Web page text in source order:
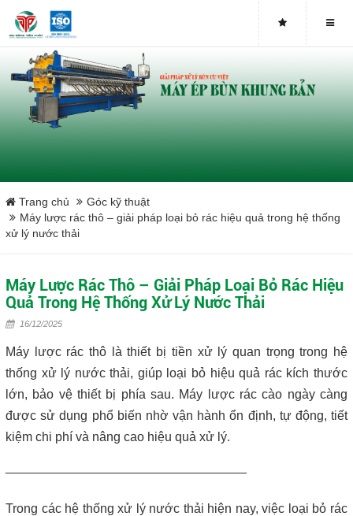
Buy genuine sludge press machines
Belt Press
Screw Press
Máy sấy bùn
Xưởng sản xuất máy ép bùn trục vít uy tín tại Việt Nam
Lược rác đầu nguồn
Máy lược rác thô – giải pháp loại bỏ rác hiệu quả trong hệ thống
xử lý nước thải
Giá máy ép bùn 2026 – Báo giá chi tiết theo từng dòng máy và
Bán bộ nguồn thủy lực chính hãng, giá rẻ
Trang chủ
Góc kỹ thuật
Máy lược rác thô – giải pháp loại bỏ rác hiệu quả trong hệ thống
xử lý nước thải
Máy Lược Rác Thô – Giải Pháp Loại Bỏ Rác Hiệu
Quả Trong Hệ Thống Xử Lý Nước Thải
16/12/2025
Máy lược rác thô là thiết bị tiền xử lý quan trọng trong hệ
thống xử lý nước thải, giúp loại bỏ hiệu quả rác kích thước
lớn, bảo vệ thiết bị phía sau. Máy lược rác cào ngày càng
được sử dụng phổ biến nhờ vận hành ổn định, tự động, tiết
kiệm chi phí và nâng cao hiệu quả xử lý.
Trong các hệ thống xử lý nước thải hiện nay, việc loại bỏ rác